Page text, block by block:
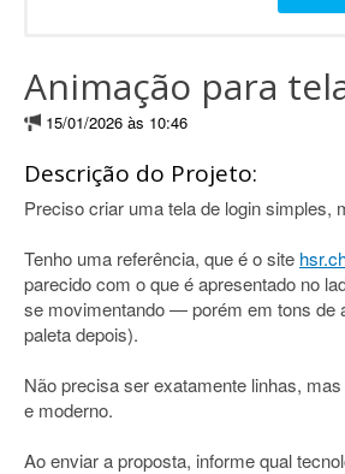
Animação para
15/01/2026 às 10:46
Descrição do Projeto:
Preciso criar uma tela de login simples,
Tenho uma referência, que é o site
parecido com o que é apresentado no
se movimentando — porém em tons de
paleta depois).
Não precisa ser exatamente linhas,
e moderno.
Ao enviar a proposta, informe qual